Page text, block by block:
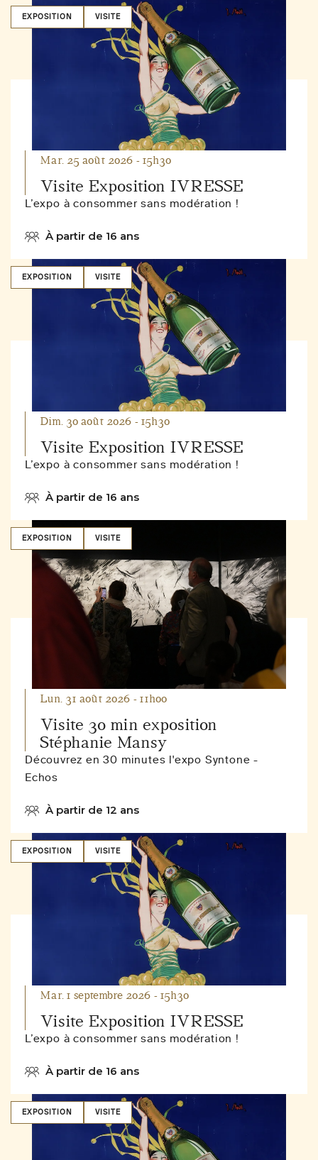
Visite Exposition IVRESSE
Mar. 25 août 2026 - 15h30
L’expo à consommer sans modération !
À partir de 16 ans
EXPOSITION VISITE
Visite Exposition IVRESSE
Dim. 30 août 2026 - 15h30
L’expo à consommer sans modération !
À partir de 16 ans
EXPOSITION VISITE
Visite 30 min exposition
Stéphanie Mansy
Lun. 31 août 2026 - 11h00
Découvrez en 30 minutes l'expo Syntone -
Echos
À partir de 12 ans
EXPOSITION VISITE
Visite Exposition IVRESSE
Mar. 1 septembre 2026 - 15h30
L’expo à consommer sans modération !
À partir de 16 ans
EXPOSITION VISITE
EXPOSITION VISITE